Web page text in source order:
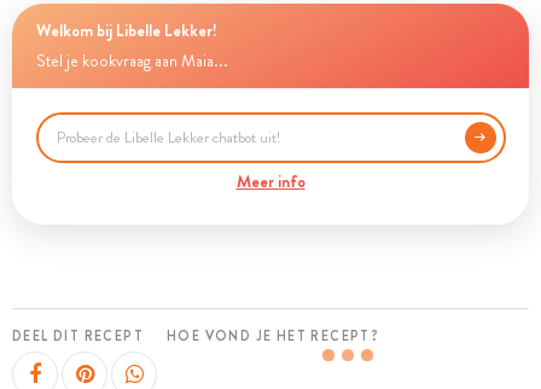
Welkom bij Libelle Lekker!
Stel je kookvraag aan Maia...
Meer info
DEEL DIT RECEPT HOE VOND JE HET RECEPT?